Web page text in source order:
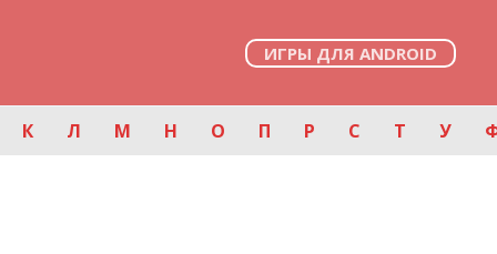
ИГРЫ ДЛЯ ANDROID
К Л М Н О П Р С Т У